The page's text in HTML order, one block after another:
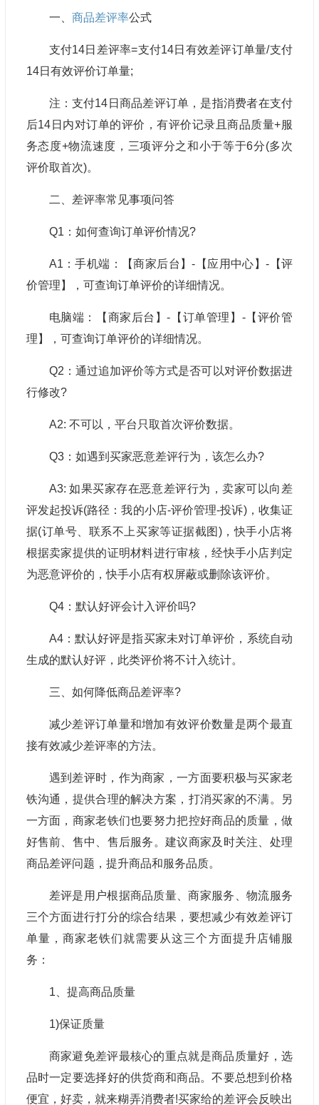
一、 商品差评率公式
支付14日差评率=支付14日有效差评订单量/支付
14日有效评价订单量;
注：支付14日商品差评订单，是指消费者在支付
后14日内对订单的评价，有评价记录且商品质量+服
务态度+物流速度，三项评分之和小于等于6分(多次
评价取首次)。
二、差评率常见事项问答
Q1：如何查询订单评价情况?
A1：手机端：【商家后台】-【应用中心】-【评
价管理】，可查询订单评价的详细情况。
电脑端：【商家后台】-【订单管理】-【评价管
理】，可查询订单评价的详细情况。
Q2：通过追加评价等方式是否可以对评价数据进
行修改?
A2: 不可以，平台只取首次评价数据。
Q3：如遇到买家恶意差评行为，该怎么办?
A3: 如果买家存在恶意差评行为，卖家可以向差
评发起投诉(路径：我的小店-评价管理-投诉)，收集证
据(订单号、联系不上买家等证据截图)，快手小店将
根据卖家提供的证明材料进行审核，经快手小店判定
为恶意评价的，快手小店有权屏蔽或删除该评价。
Q4：默认好评会计入评价吗?
A4：默认好评是指买家未对订单评价，系统自动
生成的默认好评，此类评价将不计入统计。
三、如何降低商品差评率?
减少差评订单量和增加有效评价数量是两个最直
接有效减少差评率的方法。
遇到差评时，作为商家，一方面要积极与买家老
铁沟通，提供合理的解决方案，打消买家的不满。另
一方面，商家老铁们也要努力把控好商品的质量，做
好售前、售中、售后服务。建议商家及时关注、处理
商品差评问题，提升商品和服务品质。
差评是用户根据商品质量、商家服务、物流服务
三个方面进行打分的综合结果，要想减少有效差评订
单量，商家老铁们就需要从这三个方面提升店铺服
务：
1、提高商品质量
1)保证质量
商家避免差评最核心的重点就是商品质量好，选
品时一定要选择好的供货商和商品。不要总想到价格
便宜，好卖，就来糊弄消费者!买家给的差评会反映出